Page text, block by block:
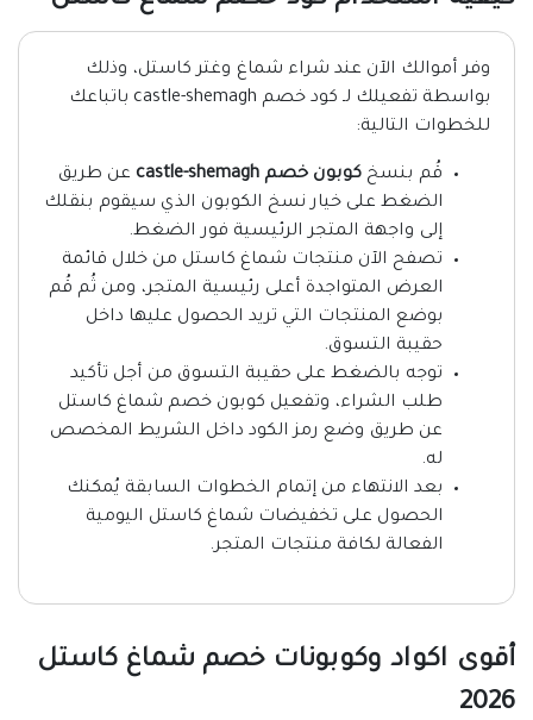
وفر أموالك الآن عند شراء شماغ وغتر كاستل، وذلك
بواسطة تفعيلك لـ كود خصم castle-shemagh باتباعك
للخطوات التالية:
قُم بنسخ كوبون خصم castle-shemagh
عن طريق
الضغط على خيار نسخ الكوبون الذي سيقوم بنقلك
إلى واجهة المتجر الرئيسية فور الضغط.
تصفح الآن منتجات شماغ كاستل من خلال قائمة
العرض المتواجدة أعلى رئيسية المتجر، ومن ثُم قُم
بوضع المنتجات التي تريد الحصول عليها داخل
حقيبة التسوق.
توجه بالضغط على حقيبة التسوق من أجل تأكيد
طلب الشراء، وتفعيل كوبون خصم شماغ كاستل
عن طريق وضع رمز الكود داخل الشريط المخصص
له.
بعد الانتهاء من إتمام الخطوات السابقة يُمكنك
الحصول على تخفيضات شماغ كاستل اليومية
الفعالة لكافة منتجات المتجر.
أقوى اكواد وكوبونات خصم شماغ كاستل
2026